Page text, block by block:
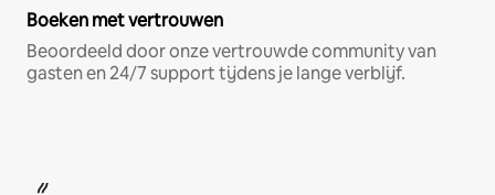
Boeken met vertrouwen
Beoordeeld door onze vertrouwde community van
gasten en 24/7 support tijdens je lange verblijf.